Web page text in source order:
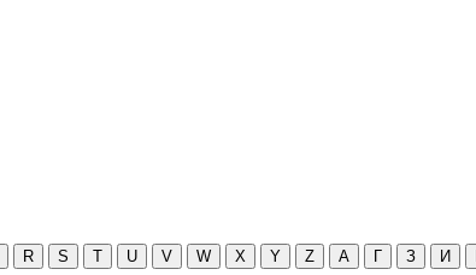
R S T U V W X Y Z А Г З И